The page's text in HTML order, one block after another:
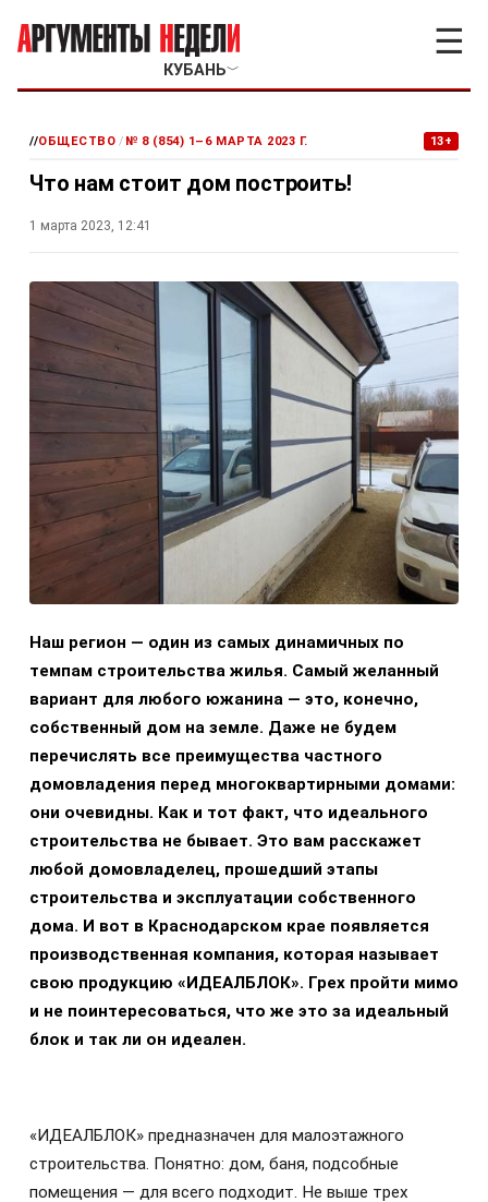
КУБАНЬ﹀
☰
//ОБЩЕСТВО / № 8 (854) 1–6 МАРТА 2023 Г. 13+
Что нам стоит дом построить!
1 марта 2023, 12:41
Наш регион — один из самых динамичных по
темпам строительства жилья. Самый желанный
вариант для любого южанина — это, конечно,
собственный дом на земле. Даже не будем
перечислять все преимущества частного
домовладения перед многоквартирными домами:
они очевидны. Как и тот факт, что идеального
строительства не бывает. Это вам расскажет
любой домовладелец, прошедший этапы
строительства и эксплуатации собственного
дома. И вот в Краснодарском крае появляется
производственная компания, которая называет
свою продукцию «ИДЕАЛБЛОК». Грех пройти мимо
и не поинтересоваться, что же это за идеальный
блок и так ли он идеален.
«ИДЕАЛБЛОК» предназначен для малоэтажного
строительства. Понятно: дом, баня, подсобные
помещения — для всего подходит. Не выше трех